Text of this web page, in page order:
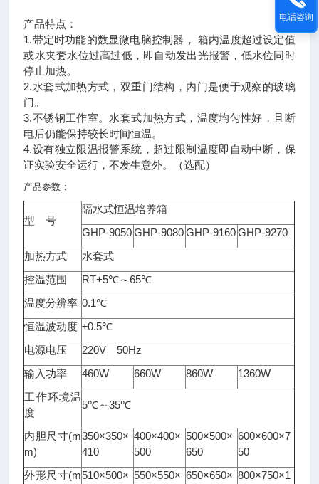
产品特点：
1.带定时功能的数显微电脑控制器， 箱内温度超过设定值
或水夹套水位过高过低，即自动发出光报警，低水位同时
停止加热。
2.水套式加热方式，双重门结构，内门是便于观察的玻璃
门。
3.不锈钢工作室。水套式加热方式，温度均匀性好，且断
电后仍能保持较长时间恒温。
4.设有独立限温报警系统，超过限制温度即自动中断，保
证实验安全运行，不发生意外。（选配）
产品参数：
型 号
隔水式恒温培养箱
GHP-9050 GHP-9080 GHP-9160 GHP-9270
加热方式 水套式
控温范围 RT+5℃～65℃
温度分辨率 0.1℃
恒温波动度 ±0.5℃
电源电压 220V 50Hz
输入功率 460W 660W 860W 1360W
工作环境温
度
5℃～35℃
内胆尺寸(m
m)
350×350×
410
400×400×
500
500×500×
650
600×600×7
50
外形尺寸(m510×500× 550×550× 650×650× 800×750×1
电话咨询